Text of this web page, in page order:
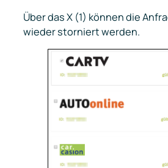
Über das X (1) können die
wieder storniert werden.